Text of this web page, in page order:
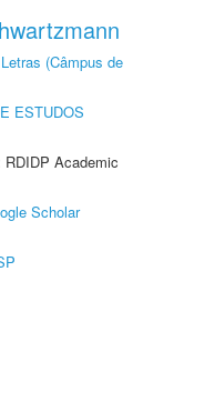
(Câmpus de
ESTUDOS
Academic
Scholar